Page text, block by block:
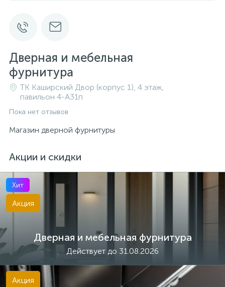
Дверная и мебельная
фурнитура
ТК Каширский Двор (корпус 1), 4 этаж,
павильон 4-A31п
Пока нет отзывов
Магазин дверной фурнитуры
Акции и скидки
Дверная и мебельная фурнитура
Действует до 31.08.2026
Хит
Акция
Акция